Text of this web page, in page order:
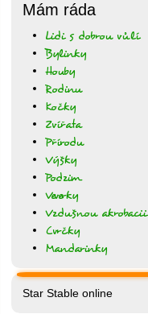
Mám ráda
Lidi s dobrou vůlí
Bylinky
Houby
Rodinu
Kočky
Zvířata
Přírodu
Výšky
Podzim
Veverky
Vzdušnou akrobacii
Cvrčky
Mandarinky
Star Stable online